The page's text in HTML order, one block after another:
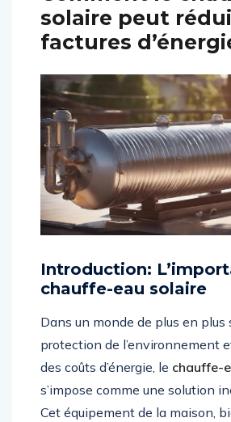
solaire peut
factures
Introduction:
chauffe-eau solaire
Dans un monde de plus en plus
protection de l’environnement
des coûts d’énergie, le chauffe-
s’impose comme une solution
Cet équipement de la maison,